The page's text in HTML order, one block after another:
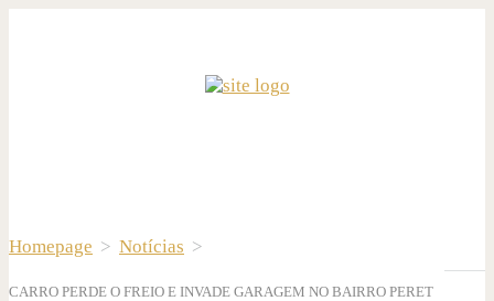
Homepage > Notícias >
CARRO PERDE O FREIO E INVADE GARAGEM NO BAIRRO PERET